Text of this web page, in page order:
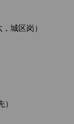
城区岗）